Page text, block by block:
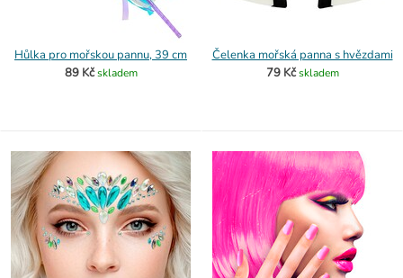
Hůlka pro mořskou pannu, 39 cm
89 Kč skladem
Čelenka mořská panna s hvězdami
79 Kč skladem